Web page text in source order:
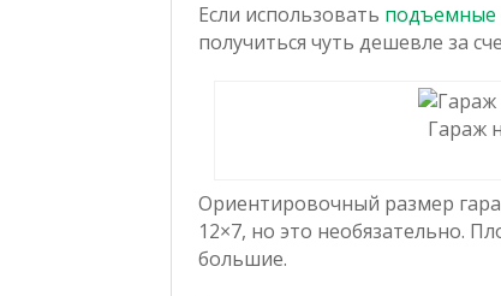
Если использовать подъемные
получиться чуть дешевле за
Гараж
Ориентировочный размер
12×7, но это необязательно.
большие.